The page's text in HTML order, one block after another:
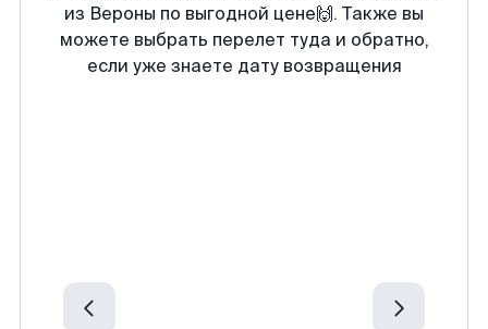
из Вероны по выгодной цене🙌. Также вы
можете выбрать перелет туда и обратно,
если уже знаете дату возвращения